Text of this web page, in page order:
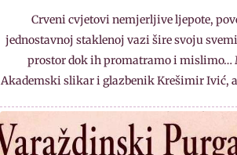
Crveni cvjetovi nemjerljive ljepote,
jednostavnoj staklenoj vazi šire svoju
prostor dok ih promatramo i mislimo…
Akademski slikar i glazbenik Krešimir Ivić,